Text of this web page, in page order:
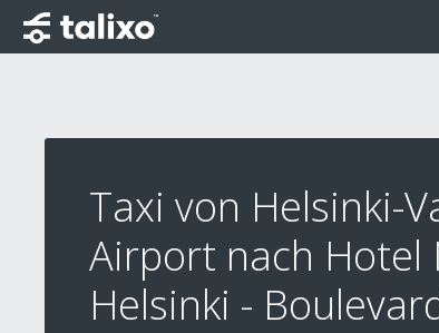
Taxi von Helsinki-
Airport nach Hotel
Helsinki -